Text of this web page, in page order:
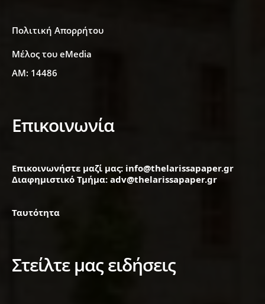
Πολιτική Απορρήτου
Μέλος του eMedia
ΑΜ: 14486
Επικοινωνία
Επικοινωνήστε μαζί μας: info@thelarissapaper.gr
Διαφημιστικό Τμήμα: adv@thelarissapaper.gr
Ταυτότητα
Στείλτε μας ειδήσεις